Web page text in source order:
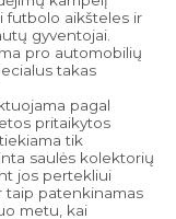
futbolo aikšteles ir
gyventojai.
pro automobilių
takas
pagal
pritaikytos
tik
saulės kolektorių
jos pertekliui
taip patenkinamas
metu, kai